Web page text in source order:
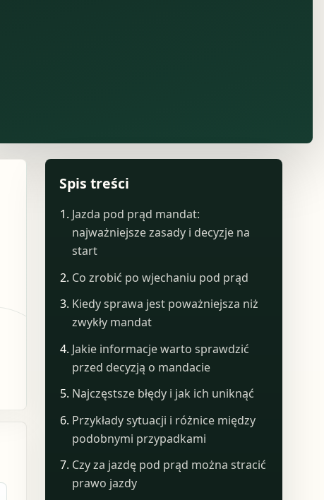
Spis treści
Jazda pod prąd mandat:
najważniejsze zasady i decyzje na
start
Co zrobić po wjechaniu pod prąd
Kiedy sprawa jest poważniejsza niż
zwykły mandat
Jakie informacje warto sprawdzić
przed decyzją o mandacie
Najczęstsze błędy i jak ich uniknąć
Przykłady sytuacji i różnice między
podobnymi przypadkami
Czy za jazdę pod prąd można stracić
prawo jazdy